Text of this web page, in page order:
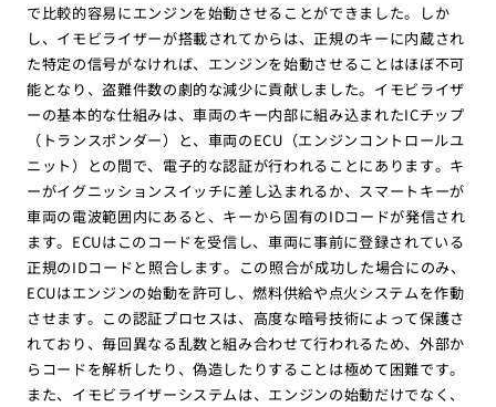
で比較的容易にエンジンを始動させることができました。しか
し、イモビライザーが搭載されてからは、正規のキーに内蔵され
た特定の信号がなければ、エンジンを始動させることはほぼ不可
能となり、盗難件数の劇的な減少に貢献しました。イモビライザ
ーの基本的な仕組みは、車両のキー内部に組み込まれたICチップ
（トランスポンダー）と、車両のECU（エンジンコントロールユ
ニット）との間で、電子的な認証が行われることにあります。キ
ーがイグニッションスイッチに差し込まれるか、スマートキーが
車両の電波範囲内にあると、キーから固有のIDコードが発信され
ます。ECUはこのコードを受信し、車両に事前に登録されている
正規のIDコードと照合します。この照合が成功した場合にのみ、
ECUはエンジンの始動を許可し、燃料供給や点火システムを作動
させます。この認証プロセスは、高度な暗号技術によって保護さ
れており、毎回異なる乱数と組み合わせて行われるため、外部か
らコードを解析したり、偽造したりすることは極めて困難です。
また、イモビライザーシステムは、エンジンの始動だけでなく、